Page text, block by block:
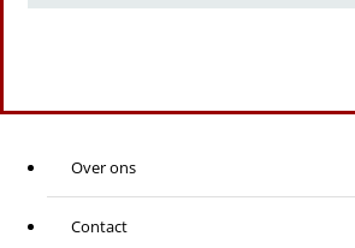
Over ons
Contact